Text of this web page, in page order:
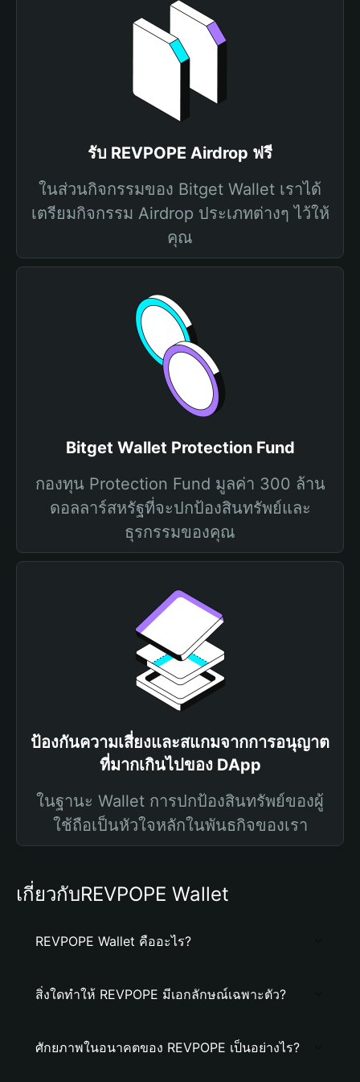
รับ REVPOPE Airdrop ฟรี
ในส่วนกิจกรรมของ Bitget Wallet เราได้
เตรียมกิจกรรม Airdrop ประเภทต่างๆ ไว้ให้
คุณ
Bitget Wallet Protection Fund
กองทุน Protection Fund มูลค่า 300 ล้าน
ดอลลาร์สหรัฐที่จะปกป้องสินทรัพย์และ
ธุรกรรมของคุณ
ป้องกันความเสี่ยงและสแกมจากการอนุญาต
ที่มากเกินไปของ DApp
ในฐานะ Wallet การปกป้องสินทรัพย์ของผู้
ใช้ถือเป็นหัวใจหลักในพันธกิจของเรา
เกี่ยวกับREVPOPE Wallet
REVPOPE Wallet คืออะไร?
สิ่งใดทำให้ REVPOPE มีเอกลักษณ์เฉพาะตัว?
ศักยภาพในอนาคตของ REVPOPE เป็นอย่างไร?